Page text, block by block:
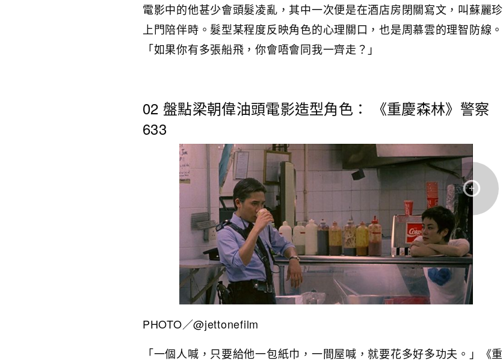
電影中的他甚少會頭髮凌亂，其中一次便是在酒店房閉關寫文，叫蘇麗珍
上門陪伴時。髮型某程度反映角色的心理關口，也是周慕雲的理智防線。
「如果你有多張船飛，你會唔會同我一齊走？」
02 盤點梁朝偉油頭電影造型角色： 《重慶森林》警察
633
PHOTO／@jettonefilm
「一個人喊，只要給他一包紙巾，一間屋喊，就要花多好多功夫。」《重